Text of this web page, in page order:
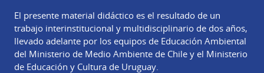
El presente material didáctico es el resultado de un
trabajo interinstitucional y multidisciplinario de dos años,
llevado adelante por los equipos de Educación Ambiental
del Ministerio de Medio Ambiente de Chile y el Ministerio
de Educación y Cultura de Uruguay.